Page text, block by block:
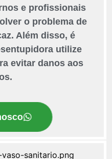
e profissionais
o problema de
Além disso, é
utilize
evitar danos aos